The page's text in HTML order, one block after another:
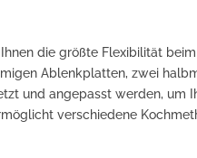
die größte Flexibilität
Ablenkplatten, zwei
und angepasst werden, um
verschiedene